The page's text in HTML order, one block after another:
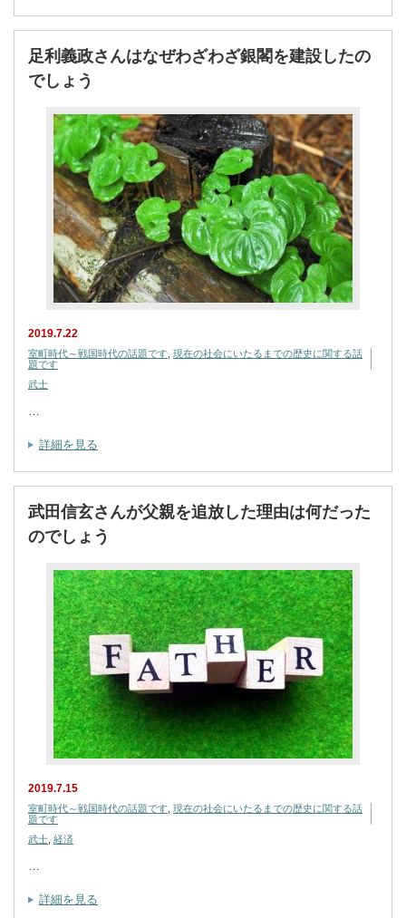
足利義政さんはなぜわざわざ銀閣を建設したの
でしょう
2019.7.22
室町時代～戦国時代の話題です 現在の社会にいたるまでの歴史に関する話
題です
武士
詳細を見る
武田信玄さんが父親を追放した理由は何だった
のでしょう
2019.7.15
室町時代～戦国時代の話題です 現在の社会にいたるまでの歴史に関する話
題です
武士 経済
…
詳細を見る